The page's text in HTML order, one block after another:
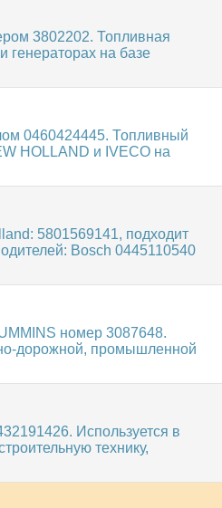
3802202. Топливная
генераторах на базе
0460424445. Топливный
HOLLAND и IVECO на
5801569141, подходит
Bosch 0445110540
номер 3087648.
дорожной, промышленной
Используется в
технику,